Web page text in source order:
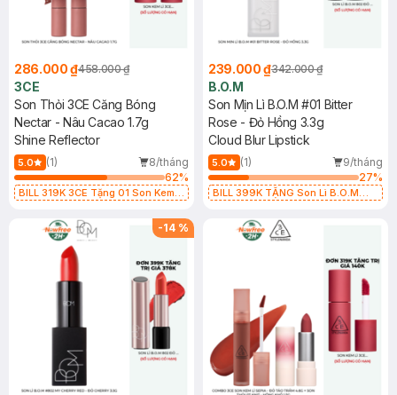
286.000 ₫458.000 ₫
3CE
Son Thỏi 3CE Căng Bóng
Nectar - Nâu Cacao 1.7g
Shine Reflector
5.0 (1)
8/tháng
62%
BILL 319K 3CE Tặng 01 Son Kem
1.5g (SL có hạn)
239.000 ₫342.000 ₫
B.O.M
Son Mịn Lì B.O.M #01 Bitter
Rose - Đỏ Hồng 3.3g
Cloud Blur Lipstick
5.0 (1)
9/tháng
27%
BILL 399K TẶNG Son Lì B.O.M
(SL có hạn)
-14 %